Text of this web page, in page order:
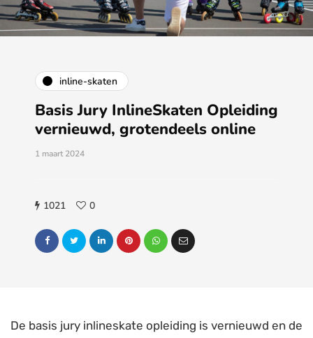
inline-skaten
Basis Jury InlineSkaten Opleiding
vernieuwd, grotendeels online
1 maart 2024
1021 0
De basis jury inlineskate opleiding is vernieuwd en de